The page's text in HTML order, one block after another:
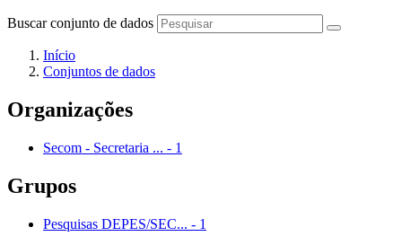
Buscar conjunto de dados
Início
Conjuntos de dados
Organizações
Secom - Secretaria ... - 1
Grupos
Pesquisas DEPES/SEC... - 1